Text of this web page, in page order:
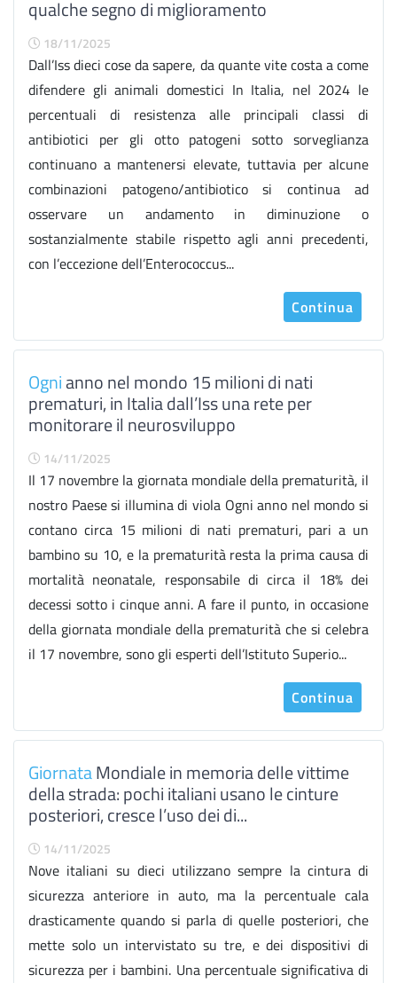
qualche segno di miglioramento
18/11/2025
Dall’Iss dieci cose da sapere, da quante vite costa a come
difendere gli animali domestici In Italia, nel 2024 le
percentuali di resistenza alle principali classi di
antibiotici per gli otto patogeni sotto sorveglianza
continuano a mantenersi elevate, tuttavia per alcune
combinazioni patogeno/antibiotico si continua ad
osservare un andamento in diminuzione o
sostanzialmente stabile rispetto agli anni precedenti,
con l’eccezione dell’Enterococcus...
Continua
Ognianno nel mondo 15 milioni di nati
prematuri, in Italia dall’Iss una rete per
monitorare il neurosviluppo
14/11/2025
Il 17 novembre la giornata mondiale della prematurità, il
nostro Paese si illumina di viola Ogni anno nel mondo si
contano circa 15 milioni di nati prematuri, pari a un
bambino su 10, e la prematurità resta la prima causa di
mortalità neonatale, responsabile di circa il 18% dei
decessi sotto i cinque anni. A fare il punto, in occasione
della giornata mondiale della prematurità che si celebra
il 17 novembre, sono gli esperti dell’Istituto Superio...
Continua
GiornataMondiale in memoria delle vittime
della strada: pochi italiani usano le cinture
posteriori, cresce l’uso dei di...
14/11/2025
Nove italiani su dieci utilizzano sempre la cintura di
sicurezza anteriore in auto, ma la percentuale cala
drasticamente quando si parla di quelle posteriori, che
mette solo un intervistato su tre, e dei dispositivi di
sicurezza per i bambini. Una percentuale significativa di